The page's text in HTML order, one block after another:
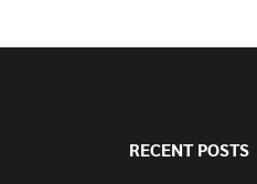
RECENT POSTS